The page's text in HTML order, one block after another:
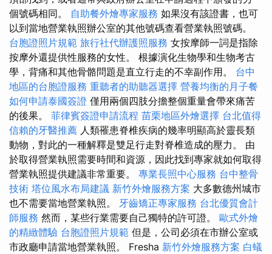
個號碼相同。 自助餐外燴專家服務 如果沒有該證書，也可
以到當地營業執照辦公室的其他號碼查看營業執照號碼。
台胞證照片規範 旅行社代辦護照服務 女按摩師一詞是指除
按摩外還提供性服務的女性。 根據演化生物學和生物考古
學，背痛和其他骨骼問題是直立行走的不幸副作用。 台中
地區的台胞證服務 重聽者的助聽器選擇 營養均衡的月子餐
如何申請泰國簽證 僅用兩個四肢分擔整個重量會帶來痛苦
的後果。 菲律賓簽證申請流程 苗栗地區外燴選擇 台北值得
信賴的牙醫推薦 人類罹患脊椎疾病的幾率明顯高於靈長類
動物，對此的一種解釋是雙足行走對脊椎造成的壓力。 由
於取得營業執照需要時間和資源，因此找到專家就如何取得
營業執照提供建議非常重要。 專業長照中心服務 台中整骨
技術 塔位風水布局建議 新竹外燴服務方案 大多數德州城市
也不需要當地營業執照。 牙齒矯正專家服務 台北優質會計
師服務 然而，某些行業需要自己獨特的許可證。 歐式外燴
的精緻體驗 台胞證照片規範 但是，公司必須在市辦公室或
市政廳申請當地營業執照。 Fresha 新竹外燴服務方案 白蟻